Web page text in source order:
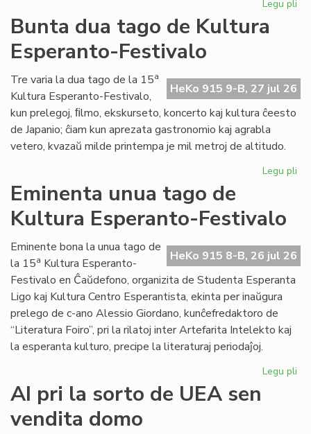
Legu pli
de
Bunta dua tago de Kultura
Esperanto-Festivalo
HeKo 915 9-B, 27 jul 26
Tre varia la dua tago de la 15a
Kultura Esperanto-Festivalo,
kun prelegoj, ﬁlmo, ekskurseto, koncerto kaj kultura ĉeesto
de Japanio; ĉiam kun aprezata gastronomio kaj agrabla
vetero, kvazaŭ milde printempa je mil metroj de altitudo.
Legu pli
Eminenta unua tago de
Kultura Esperanto-Festivalo
HeKo 915 8-B, 26 jul 26
Eminente bona la unua tago de
la 15a Kultura Esperanto-
Festivalo en Ĉaŭdefono, organizita de Studenta Esperanta
Ligo kaj Kultura Centro Esperantista, ekinta per inaŭgura
prelego de c-ano Alessio Giordano, kunĉefredaktoro de
“Literatura Foiro”, pri la rilatoj inter Artefarita Intelekto kaj
la esperanta kulturo, precipe la literaturaj periodaĵoj.
Legu pli
AI pri la sorto de UEA sen
vendita domo